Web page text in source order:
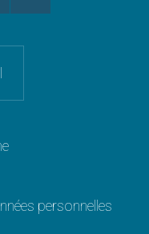
personnelles